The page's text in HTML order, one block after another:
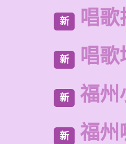
新 唱歌
新 唱歌
新 福州
新 福州